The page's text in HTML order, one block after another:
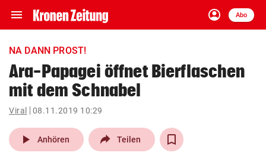
menu Navigation
ein-/ausklappen
account_circle
Anmelden
Abo
close Schließen
account_circle Anmelden
pin_drop
Wien arrow_right
NA DANN PROST!
Ara-Papagei öffnet Bierflaschen
mit dem Schnabel
Viral 08.11.2019 10:29
play_arrow Anhören Teilen